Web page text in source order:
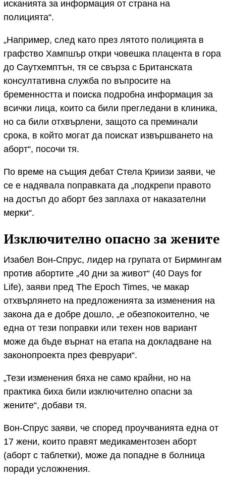
исканията за информация от страна на
полицията“.
„Например, след като през лятото полицията в
графство Хампшър откри човешка плацента в гора
до Саутхемптън, тя се свърза с Британската
консултативна служба по въпросите на
бременността и поиска подробна информация за
всички лица, които са били прегледани в клиника,
но са били отхвърлени, защото са преминали
срока, в който могат да поискат извършването на
аборт“, посочи тя.
По време на същия дебат Стела Криизи заяви, че
се е надявала поправката да „подкрепи правото
на достъп до аборт без заплаха от наказателни
мерки“.
Изключително опасно за жените
Изабел Вон-Спрус, лидер на групата от Бирмингам
против абортите „40 дни за живот“ (40 Days for
Life), заяви пред The Epoch Times, че макар
отхвърлянето на предложенията за изменения на
закона да е добре дошло, „е обезпокоително, че
една от тези поправки или техен нов вариант
може да бъде върнат на етапа на докладване на
законопроекта през февруари“.
„Тези изменения бяха не само крайни, но на
практика биха били изключително опасни за
жените“, добави тя.
Вон-Спрус заяви, че според проучванията една от
17 жени, които правят медикаментозен аборт
(аборт с таблетки), може да попадне в болница
поради усложнения.